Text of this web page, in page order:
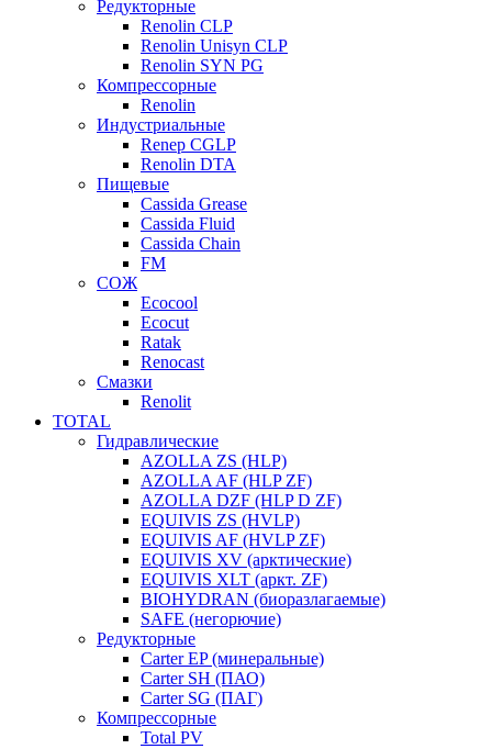
Редукторные
Renolin CLP
Renolin Unisyn CLP
Renolin SYN PG
Компрессорные
Renolin
Индустриальные
Renep CGLP
Renolin DTA
Пищевые
Cassida Grease
Cassida Fluid
Cassida Chain
FM
СОЖ
Ecocool
Ecocut
Ratak
Renocast
Смазки
Renolit
TOTAL
Гидравлические
AZOLLA ZS (HLP)
AZOLLA AF (HLP ZF)
AZOLLA DZF (HLP D ZF)
EQUIVIS ZS (HVLP)
EQUIVIS AF (HVLP ZF)
EQUIVIS XV (арктические)
EQUIVIS XLT (аркт. ZF)
BIOHYDRAN (биоразлагаемые)
SAFE (негорючие)
Редукторные
Carter EP (минеральные)
Carter SH (ПАО)
Carter SG (ПАГ)
Компрессорные
Total PV